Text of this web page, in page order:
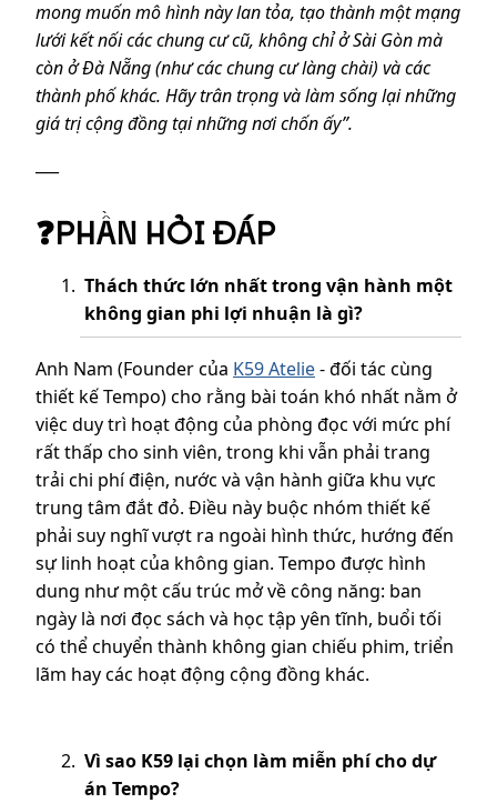
mong muốn mô hình này lan tỏa, tạo thành một mạng
lưới kết nối các chung cư cũ, không chỉ ở Sài Gòn mà
còn ở Đà Nẵng (như các chung cư làng chài) và các
thành phố khác. Hãy trân trọng và làm sống lại những
giá trị cộng đồng tại những nơi chốn ấy”.
❓PHẦN HỎI ĐÁP
Thách thức lớn nhất trong vận hành một
không gian phi lợi nhuận là gì?
Anh Nam (Founder của K59 Atelie- đối tác cùng
thiết kế Tempo) cho rằng bài toán khó nhất nằm ở
việc duy trì hoạt động của phòng đọc với mức phí
rất thấp cho sinh viên, trong khi vẫn phải trang
trải chi phí điện, nước và vận hành giữa khu vực
trung tâm đắt đỏ. Điều này buộc nhóm thiết kế
phải suy nghĩ vượt ra ngoài hình thức, hướng đến
sự linh hoạt của không gian. Tempo được hình
dung như một cấu trúc mở về công năng: ban
ngày là nơi đọc sách và học tập yên tĩnh, buổi tối
có thể chuyển thành không gian chiếu phim, triển
lãm hay các hoạt động cộng đồng khác.
Vì sao K59 lại chọn làm miễn phí cho dự
án Tempo?